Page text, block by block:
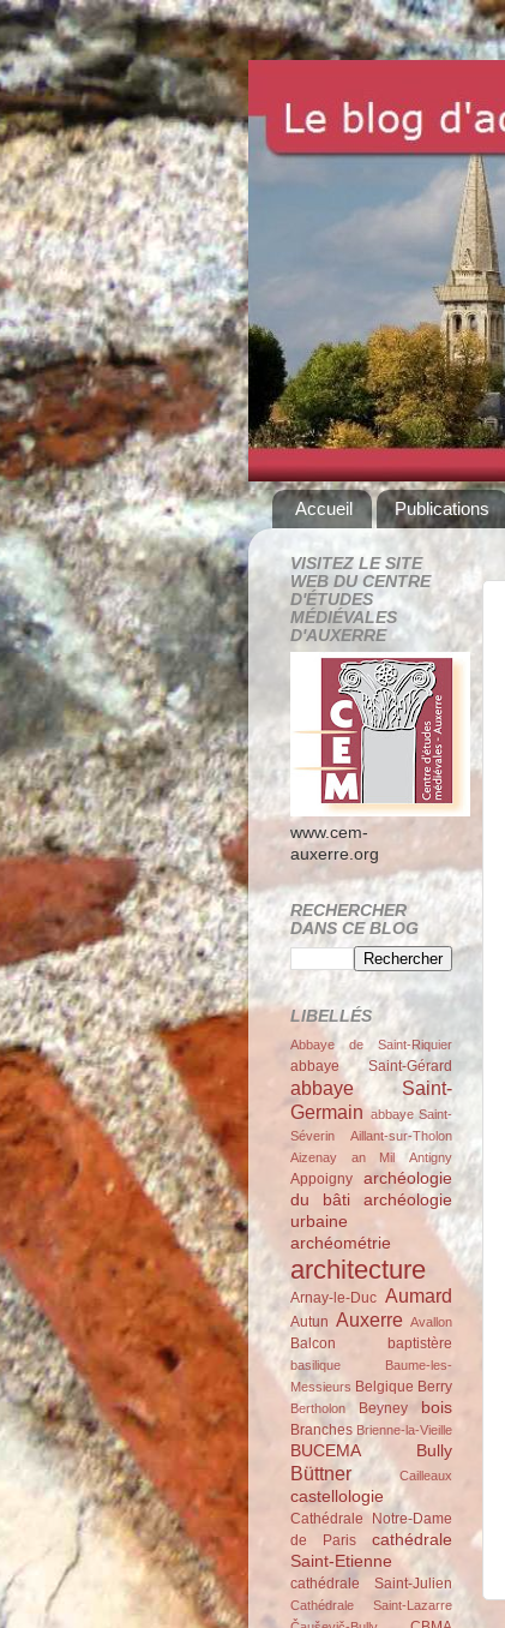
Accueil Publications
VISITEZ LE SITE
WEB DU CENTRE
D'ÉTUDES
MÉDIÉVALES
D'AUXERRE
www.cem-
auxerre.org
RECHERCHER
DANS CE BLOG
LIBELLÉS
Abbaye de Saint-Riquier
abbaye Saint-Gérard
abbaye Saint-
Germain abbaye Saint-
Séverin
Aillant-sur-Tholon
Aizenay
an Mil Antigny
Appoigny
archéologie
du bâti
archéologie
urbaine
archéométrie
architecture
Arnay-le-Duc Aumard
Autun Auxerre Avallon
Balcon baptistère
basilique
Baume-les-
Messieurs Belgique Berry
Bertholon Beyney bois
Branches Brienne-la-Vieille
BUCEMA Bully
Büttner Cailleaux
castellologie
Cathédrale Notre-Dame
de Paris
cathédrale
Saint-Etienne
cathédrale Saint-Julien
Cathédrale Saint-Lazarre